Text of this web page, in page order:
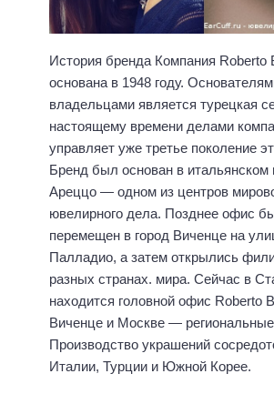
История бренда Компания Roberto
основана в 1948 году.
владельцами является турецкая
настоящему времени делами
управляет уже третье поколение
Бренд был основан в итальянском
Ареццо — одном из центров
ювелирного дела. Позднее офис
перемещен в город Виченце на
Палладио, а затем открылись
разных странах. мира. Сейчас в
находится головной офис Roberto
Виченце и Москве —
Производство украшений
Италии, Турции и Южной Корее.